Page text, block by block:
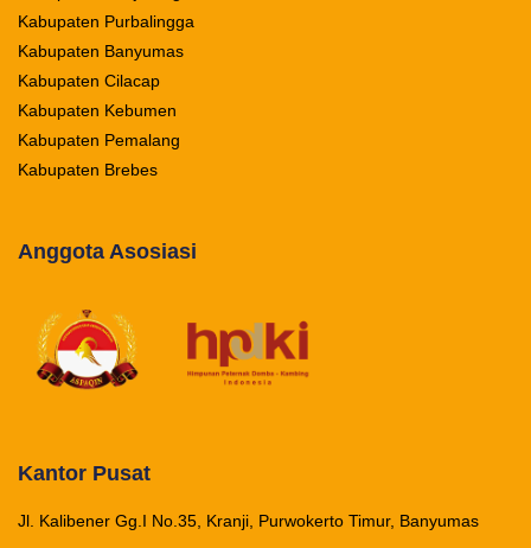
Kabupaten Purbalingga
Kabupaten Banyumas
Kabupaten Cilacap
Kabupaten Kebumen
Kabupaten Pemalang
Kabupaten Brebes
Anggota Asosiasi
Kantor Pusat
Jl. Kalibener Gg.I No.35, Kranji, Purwokerto Timur, Banyumas